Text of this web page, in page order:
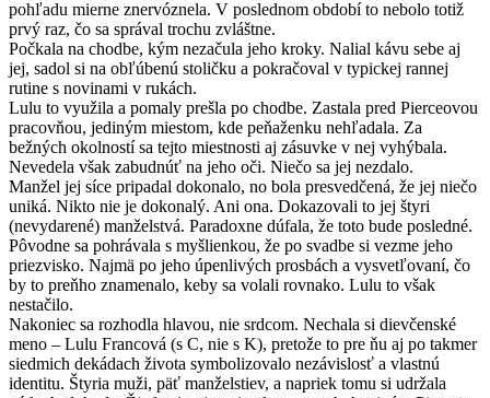
pohľadu mierne znervóznela. V poslednom období to nebolo totiž
prvý raz, čo sa správal trochu zvláštne.
Počkala na chodbe, kým nezačula jeho kroky. Nalial kávu sebe aj
jej, sadol si na obľúbenú stoličku a pokračoval v typickej rannej
rutine s novinami v rukách.
Lulu to využila a pomaly prešla po chodbe. Zastala pred Pierceovou
pracovňou, jediným miestom, kde peňaženku nehľadala. Za
bežných okolností sa tejto miestnosti aj zásuvke v nej vyhýbala.
Nevedela však zabudnúť na jeho oči. Niečo sa jej nezdalo.
Manžel jej síce pripadal dokonalo, no bola presvedčená, že jej niečo
uniká. Nikto nie je dokonalý. Ani ona. Dokazovali to jej štyri
(nevydarené) manželstvá. Paradoxne dúfala, že toto bude posledné.
Pôvodne sa pohrávala s myšlienkou, že po svadbe si vezme jeho
priezvisko. Najmä po jeho úpenlivých prosbách a vysvetľovaní, čo
by to preňho znamenalo, keby sa volali rovnako. Lulu to však
nestačilo.
Nakoniec sa rozhodla hlavou, nie srdcom. Nechala si dievčenské
meno – Lulu Francová (s C, nie s K), pretože to pre ňu aj po takmer
siedmich dekádach života symbolizovalo nezávislosť a vlastnú
identitu. Štyria muži, päť manželstiev, a napriek tomu si udržala